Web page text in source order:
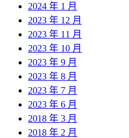
2024 年 1 月
2023 年 12 月
2023 年 11 月
2023 年 10 月
2023 年 9 月
2023 年 8 月
2023 年 7 月
2023 年 6 月
2018 年 3 月
2018 年 2 月